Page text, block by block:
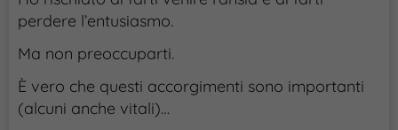
perdere l’entusiasmo.
Ma non preoccuparti.
È vero che questi accorgimenti sono importanti
(alcuni anche vitali)…